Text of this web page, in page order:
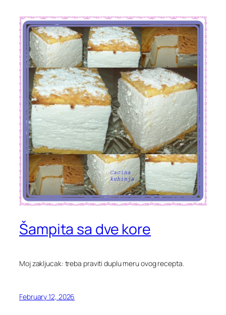
Šampita sa dve kore
Moj zakljucak: treba praviti duplu meru ovog recepta.
February 12, 2026